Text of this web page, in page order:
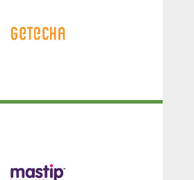
Getecha
MASTIP